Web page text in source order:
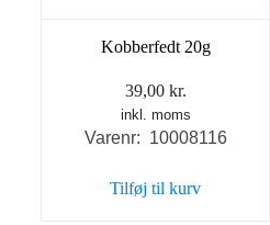
Kobberfedt 20g
39,00 kr.
inkl. moms
Varenr: 10008116
Tilføj til kurv